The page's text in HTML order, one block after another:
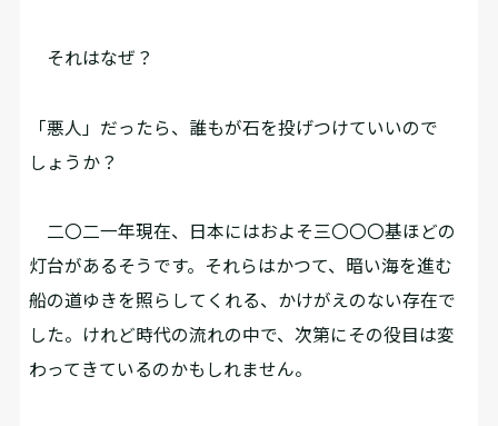
それはなぜ？
「悪人」だったら、誰もが石を投げつけていいので
しょうか？
二〇二一年現在、日本にはおよそ三〇〇〇基ほどの
灯台があるそうです。それらはかつて、暗い海を進む
船の道ゆきを照らしてくれる、かけがえのない存在で
した。けれど時代の流れの中で、次第にその役目は変
わってきているのかもしれません。